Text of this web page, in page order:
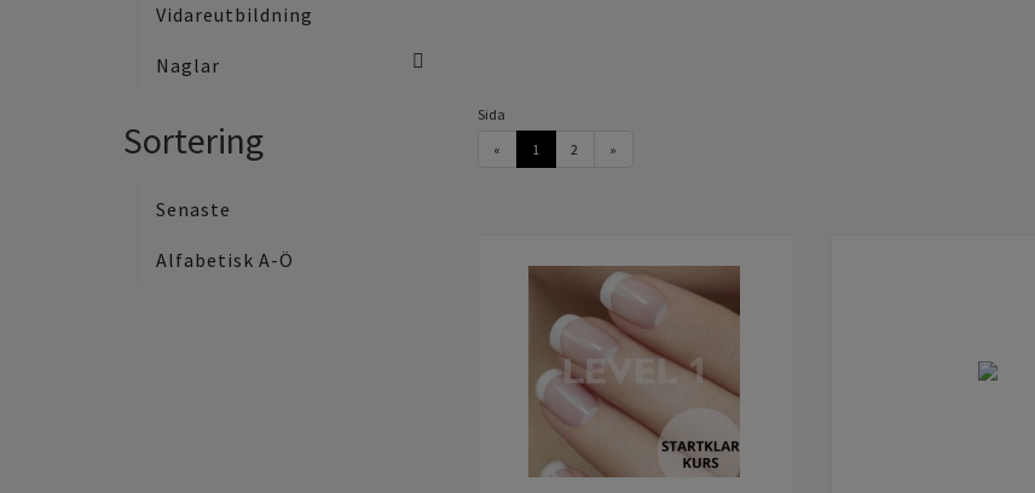
Vidareutbildning
Naglar
Sortering
Senaste
Alfabetisk A-Ö
Sida
«
1 2 »